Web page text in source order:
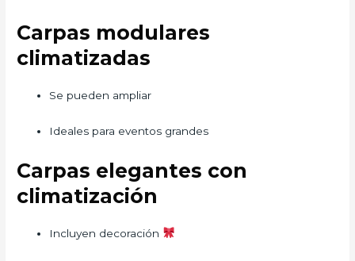
Carpas modulares
climatizadas
Se pueden ampliar
Ideales para eventos grandes
Carpas elegantes con
climatización
Incluyen decoración